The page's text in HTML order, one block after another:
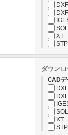
DXF
XT
STP
ダウンロ
CADデ
DXF
XT
STP